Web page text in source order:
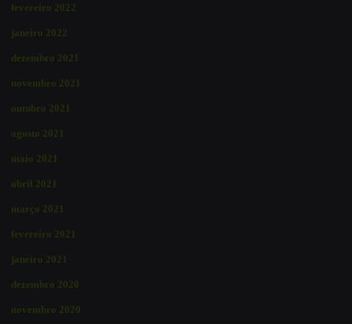
fevereiro 2022
janeiro 2022
dezembro 2021
novembro 2021
outubro 2021
agosto 2021
maio 2021
abril 2021
março 2021
fevereiro 2021
janeiro 2021
dezembro 2020
novembro 2020